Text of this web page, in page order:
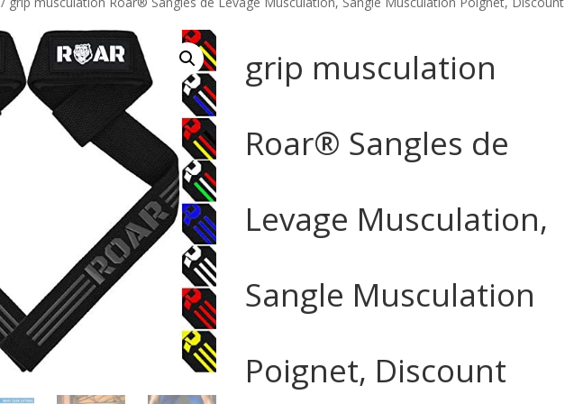
grip musculation
Roar® Sangles de
Levage Musculation,
Sangle Musculation
Poignet, Discount